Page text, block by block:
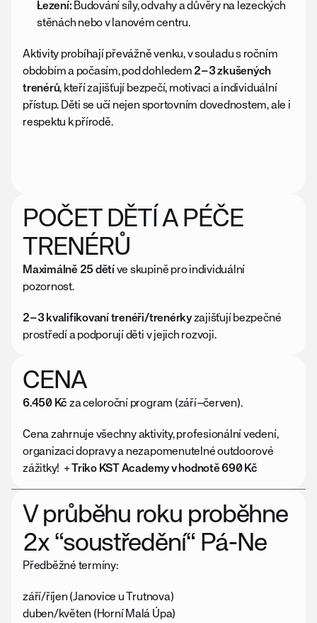
Lezení: Budování síly, odvahy a důvěry na lezeckých
stěnách nebo v lanovém centru.
Aktivity probíhají převážně venku, v souladu s ročním
obdobím a počasím, pod dohledem 2–3 zkušených
trenérů, kteří zajišťují bezpečí, motivaci a individuální
přístup. Děti se učí nejen sportovním dovednostem, ale i
respektu k přírodě.de v dubnu 2027 ve spolupráci
POČET DĚTÍ A PÉČE
TRENÉRŮ
Maximálně 25 dětí ve skupině pro individuální
pozornost.
2–3 kvalifikovaní trenéři/trenérky zajišťují bezpečné
prostředí a podporují děti v jejich rozvoji.
CENA
6.450 Kč za celoroční program (září–červen).
Cena zahrnuje všechny aktivity, profesionální vedení,
organizaci dopravy a nezapomenutelné outdoorové
zážitky!  +
Triko KST Academy v hodnotě 690 Kč
V průběhu roku proběhne
2x “soustředění“ Pá-Ne
Předběžné termíny:
září/říjen (Janovice u Trutnova)
duben/květen (Horní Malá Úpa)